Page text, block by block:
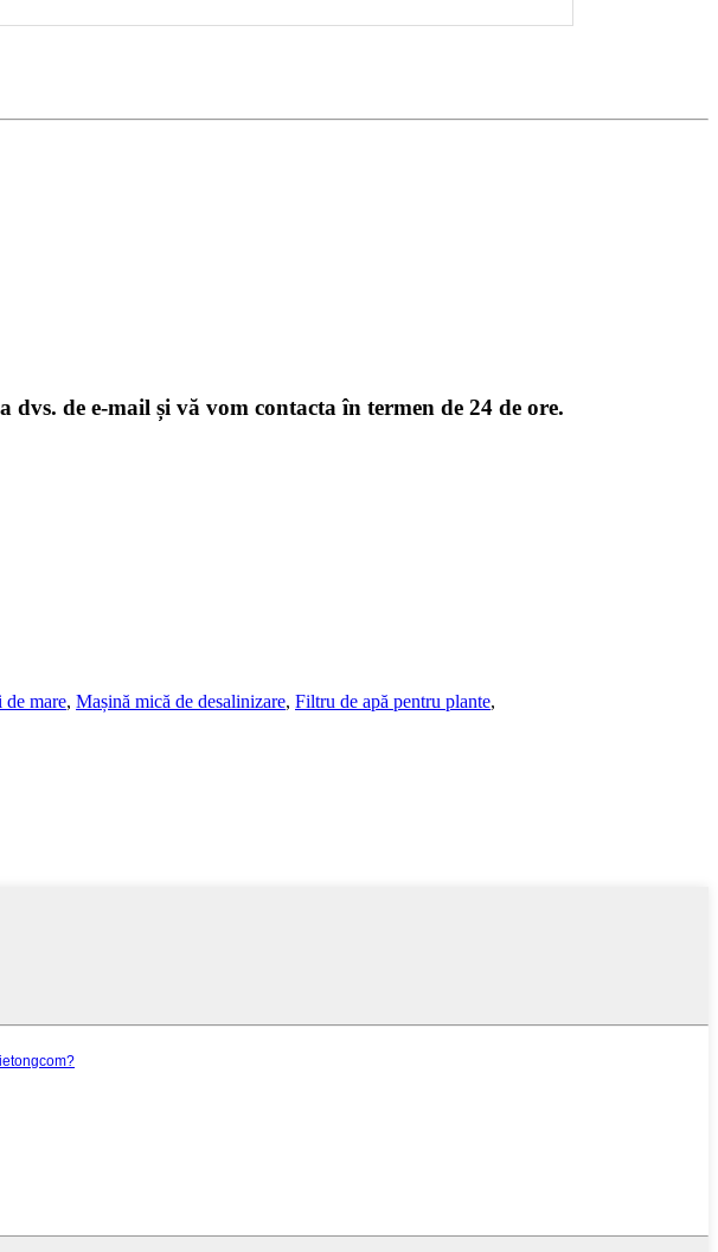
de e-mail și vă vom contacta în termen de 24 de ore.
de mare, Mașină mică de desalinizare, Filtru de apă pentru plante,